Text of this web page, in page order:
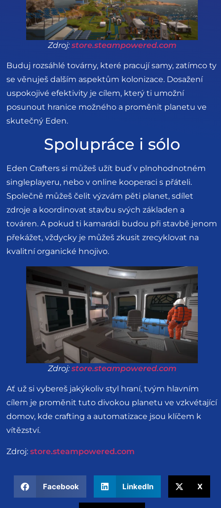
Zdroj:store.steampowered.com
Buduj rozsáhlé továrny, které pracují samy, zatímco ty
se věnuješ dalším aspektům kolonizace. Dosažení
uspokojivé efektivity je cílem, který ti umožní
posunout hranice možného a proměnit planetu ve
skutečný Eden.
Spolupráce i sólo
Eden Crafters si můžeš užít buď v plnohodnotném
singleplayeru, nebo v online kooperaci s přáteli.
Společně můžeš čelit výzvám pěti planet, sdílet
zdroje a koordinovat stavbu svých základen a
továren. A pokud ti kamarádi budou při stavbě jenom
překážet, vždycky je můžeš zkusit zrecyklovat na
kvalitní organické hnojivo.
Zdroj:store.steampowered.com
Ať už si vybereš jakýkoliv styl hraní, tvým hlavním
cílem je proměnit tuto divokou planetu ve vzkvétající
domov, kde crafting a automatizace jsou klíčem k
vítězství.
Zdroj: store.steampowered.com
Facebook LinkedIn X